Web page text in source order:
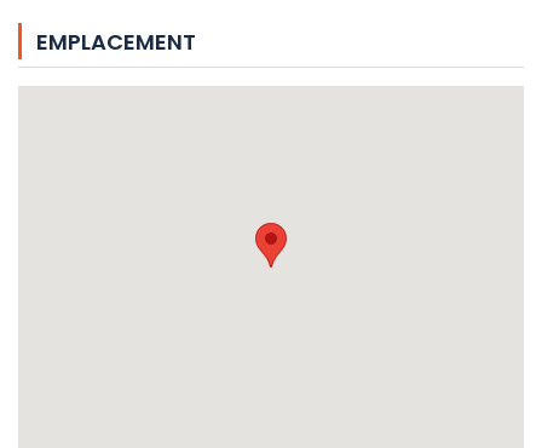
EMPLACEMENT